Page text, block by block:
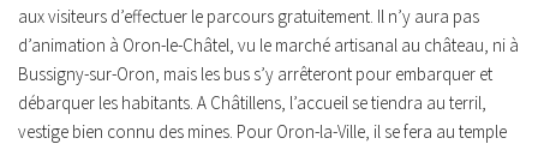
aux visiteurs d’effectuer le parcours gratuitement. Il n’y aura pas
d’animation à Oron-le-Châtel, vu le marché artisanal au château, ni à
Bussigny-sur-Oron, mais les bus s’y arrêteront pour embarquer et
débarquer les habitants. A Châtillens, l’accueil se tiendra au terril,
vestige bien connu des mines. Pour Oron-la-Ville, il se fera au temple